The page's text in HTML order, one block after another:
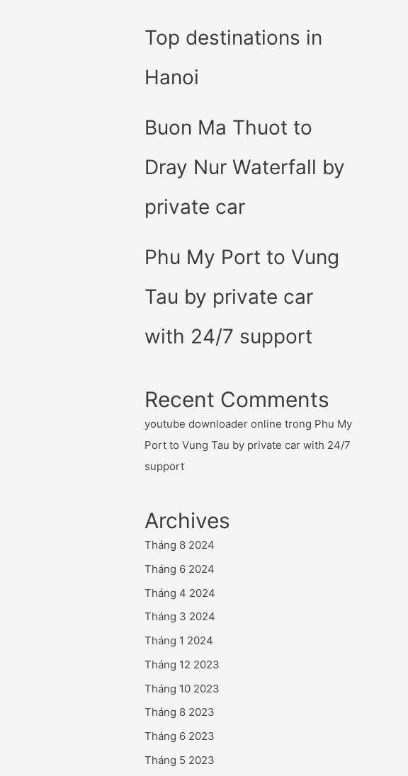
Top destinations in
Hanoi
Buon Ma Thuot to
Dray Nur Waterfall by
private car
Phu My Port to Vung
Tau by private car
with 24/7 support
Recent Comments
youtube downloader online trong Phu My
Port to Vung Tau by private car with 24/7
support
Archives
Tháng 8 2024
Tháng 6 2024
Tháng 4 2024
Tháng 3 2024
Tháng 1 2024
Tháng 12 2023
Tháng 10 2023
Tháng 8 2023
Tháng 6 2023
Tháng 5 2023